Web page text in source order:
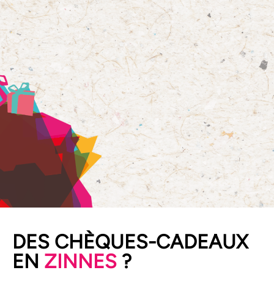
CETTE ANNÉE, J'OFFRE
mes cadeaux en Zinnes
DES CHÈQUES-CADEAUX
EN ZINNES ?